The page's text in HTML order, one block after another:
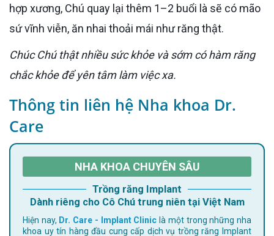
hợp xương, Chú quay lại thêm 1–2 buổi là sẽ có mão
sứ vĩnh viễn, ăn nhai thoải mái như răng thật.
Chúc Chú thật nhiều sức khỏe và sớm có hàm răng
chắc khỏe để yên tâm làm việc xa.
Thông tin liên hệ Nha khoa Dr.
Care
NHA KHOA CHUYÊN SÂU
Trồng răng Implant
Dành riêng cho Cô Chú trung niên tại Việt Nam
Hiện nay, Dr. Care - Implant Clinic là một trong những nha
khoa uy tín hàng đầu cung cấp dịch vụ trồng răng Implant